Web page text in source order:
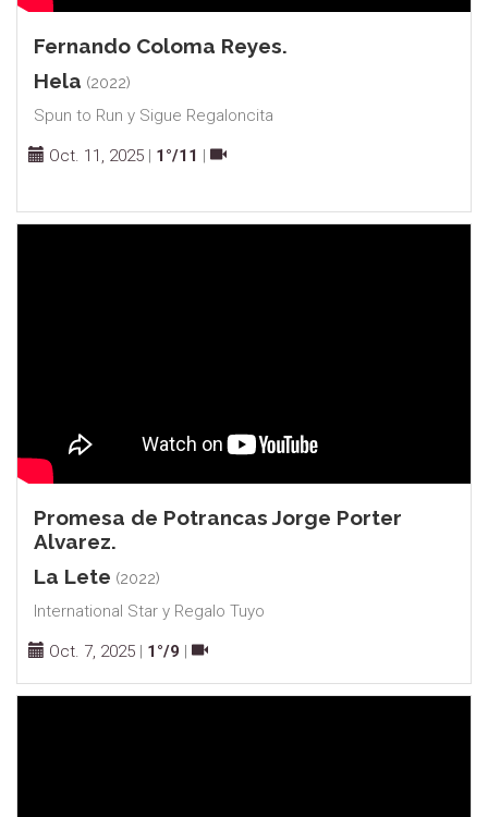
Fernando Coloma Reyes.
Hela (2022)
Spun to Run y Sigue Regaloncita
Oct. 11, 2025 | 1°/11 |
Promesa de Potrancas Jorge Porter
Alvarez.
La Lete (2022)
International Star y Regalo Tuyo
Oct. 7, 2025 | 1°/9 |